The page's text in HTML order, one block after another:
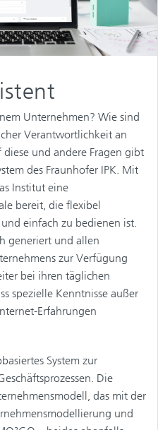
Unternehmen? Wie sind
Verantwortlichkeit an
und andere Fragen gibt
des Fraunhofer IPK. Mit
Institut eine
bereit, die flexibel
einfach zu bedienen ist.
generiert und allen
zur Verfügung
bei ihren täglichen
spezielle Kenntnisse außer
Erfahrungen
System zur
Die
das mit der
und